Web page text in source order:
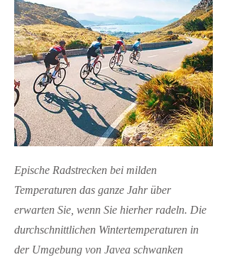
Epische Radstrecken bei milden
Temperaturen das ganze Jahr über
erwarten Sie, wenn Sie hierher radeln. Die
durchschnittlichen Wintertemperaturen in
der Umgebung von Javea schwanken